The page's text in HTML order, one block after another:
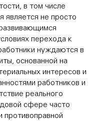
в том числе
является не просто
перехода к
нуждаются в
основанной на
интересов и
работников и
реального
сфере часто
противоправной